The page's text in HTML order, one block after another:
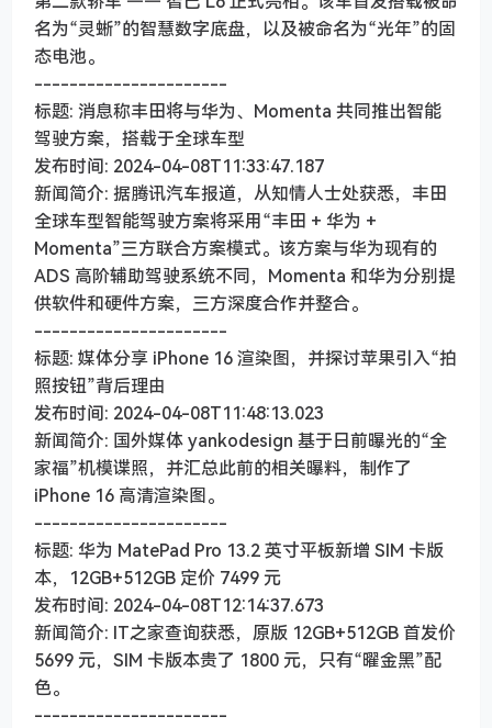
名为“灵蜥”的智慧数字底盘，以及被命名为“光年”的固
态电池。
----------------------
标题: 消息称丰田将与华为、Momenta 共同推出智能
驾驶方案，搭载于全球车型
发布时间: 2024-04-08T11:33:47.187
新闻简介: 据腾讯汽车报道，从知情人士处获悉，丰田
全球车型智能驾驶方案将采用“丰田 + 华为 +
Momenta”三方联合方案模式。该方案与华为现有的
ADS 高阶辅助驾驶系统不同，Momenta 和华为分别提
供软件和硬件方案，三方深度合作并整合。
----------------------
标题: 媒体分享 iPhone 16 渲染图，并探讨苹果引入“拍
照按钮”背后理由
发布时间: 2024-04-08T11:48:13.023
新闻简介: 国外媒体 yankodesign 基于日前曝光的“全
家福”机模谍照，并汇总此前的相关曝料，制作了
iPhone 16 高清渲染图。
----------------------
标题: 华为 MatePad Pro 13.2 英寸平板新增 SIM 卡版
本，12GB+512GB 定价 7499 元
发布时间: 2024-04-08T12:14:37.673
新闻简介: IT之家查询获悉，原版 12GB+512GB 首发价
5699 元，SIM 卡版本贵了 1800 元，只有“曜金黑”配
色。
----------------------